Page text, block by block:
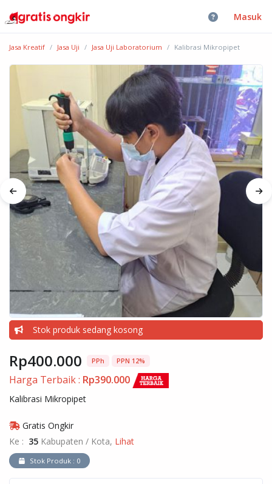
Masuk
Jasa Kreatif Jasa Uji Jasa Uji Laboratorium Kalibrasi Mikropipet
Stok produk sedang kosong
Rp400.000 PPh PPN 12%
Harga Terbaik : Rp390.000
Kalibrasi Mikropipet
Gratis Ongkir
Ke : 35 Kabupaten / Kota, Lihat
Stok Produk : 0